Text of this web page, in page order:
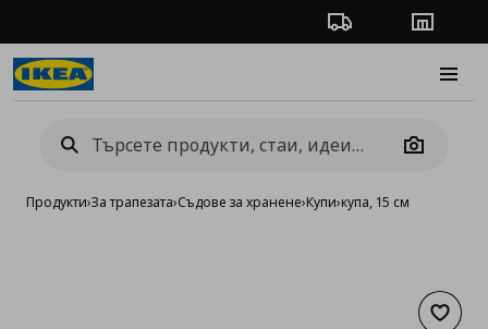
Проследяване на
Camera
Продукти›За трапезата›Съдове за хранене›Купи›купа, 15 см